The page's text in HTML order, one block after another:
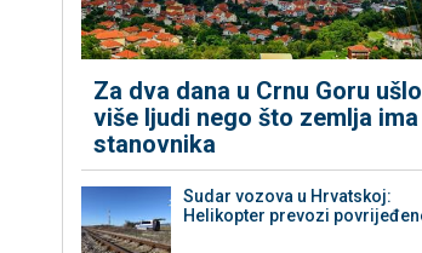
Za dva dana u Crnu Goru ušlo
više ljudi nego što zemlja ima
stanovnika
Sudar vozova u Hrvatskoj:
Helikopter prevozi